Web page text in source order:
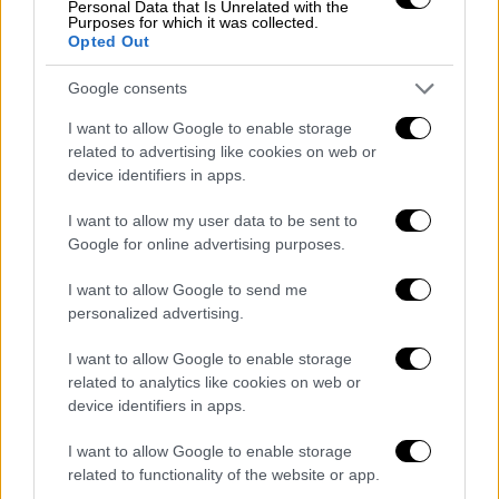
Personal Data that Is Unrelated with the
Purposes for which it was collected.
Opted Out
Google consents
I want to allow Google to enable storage
related to advertising like cookies on web or
device identifiers in apps.
I want to allow my user data to be sent to
Google for online advertising purposes.
I want to allow Google to send me
personalized advertising.
I want to allow Google to enable storage
related to analytics like cookies on web or
device identifiers in apps.
I want to allow Google to enable storage
related to functionality of the website or app.
αλλά παίκτης με πόδι και στηνΑσία
Διπλωματικές επαφές υψηλού
επιπέδου και συμβολισμού
Στο περιθώριο της συνόδου, οΕρντογάν
καταιγισμό επαφών. Σειρά κρίσιμων
συναντήσεων είχεο Ρετζέπ Ταγίπ Ερντογάν
στο περιθώριο της συνόδου του
Συνομίλησε με
τον πρωθυπουργό της Αρμενίας
Νικόλ
Πασινιάν
και τον πρόεδρο το
Ιλχάμ Αλίγιεφ, ενώ με τονΒλαντιμίρ
Πούτιν
επιβεβαίωσε τη στρατηγική συνεργασία σε
εμπόριο, ενέργεια και τουρισμό,
επαναλαμβάνοντας την ανάγκη δίκαιης
ειρήνης στην Ουκρανία. Στη συνάντηση με